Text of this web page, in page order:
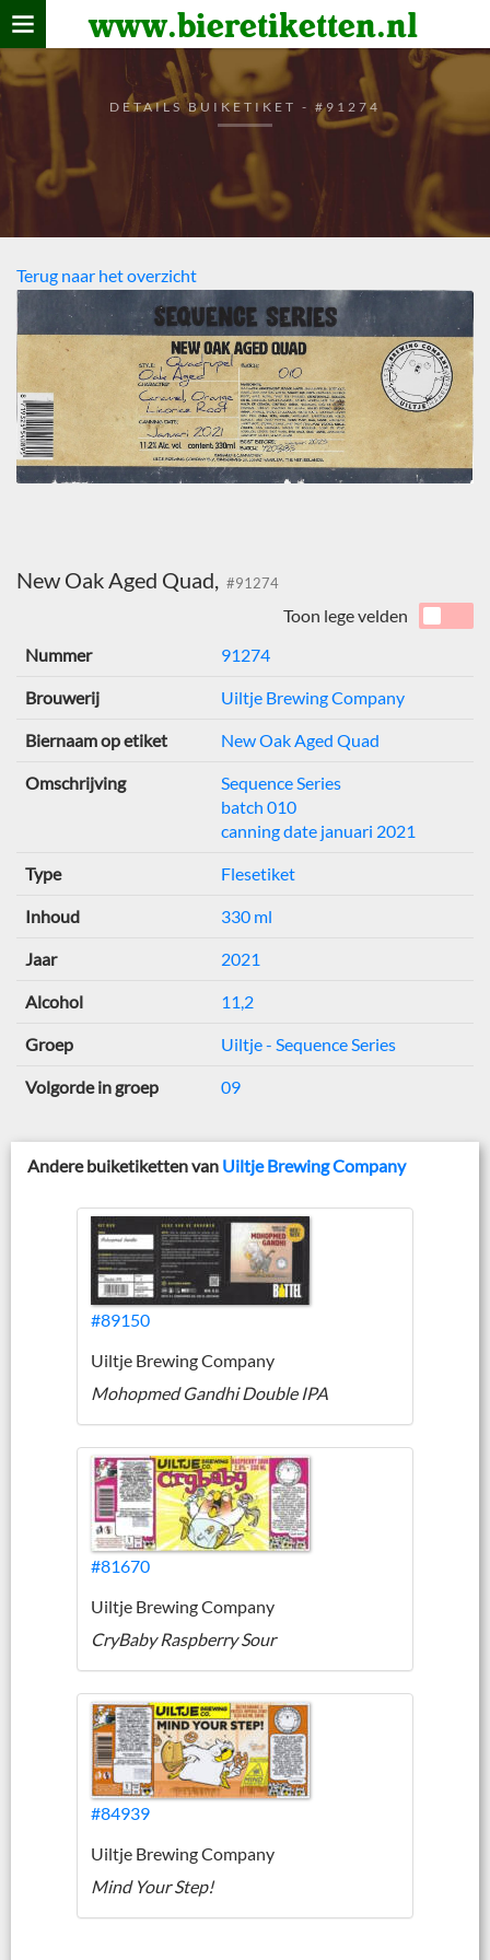
www.bieretiketten.nl
Home
verzamelen
De bierkaart
Bezoekers
DETAILS BUIKETIKET - #91274
Terug naar het overzicht
New Oak Aged Quad, #91274
Toon lege velden
Nummer
91274
Brouwerij Uiltje Brewing Company
Biernaam op etiket New Oak Aged Quad
Omschrijving
Sequence Series
batch 010
canning date januari 2021
Type Flesetiket
Inhoud 330 ml
Jaar 2021
Alcohol 11,2
Groep Uiltje - Sequence Series
Volgorde in groep 09
Andere buiketiketten van Uiltje Brewing Company
#89150
Uiltje Brewing Company
Mohopmed Gandhi Double IPA
#81670
Uiltje Brewing Company
CryBaby Raspberry Sour
#84939
Uiltje Brewing Company
Mind Your Step!